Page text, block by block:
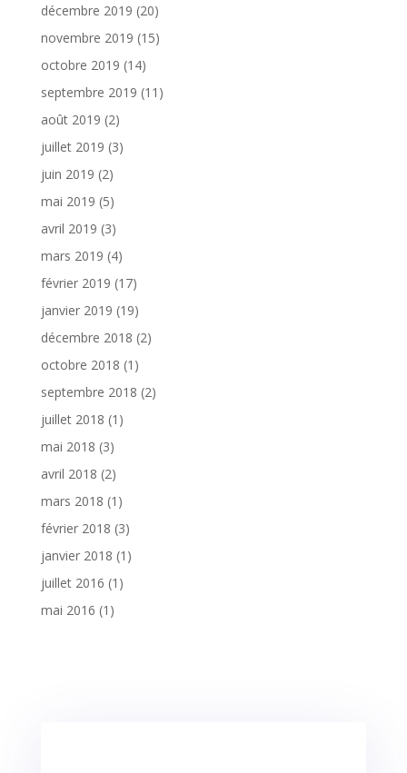
décembre 2019 (20)
novembre 2019 (15)
octobre 2019 (14)
septembre 2019 (11)
août 2019 (2)
juillet 2019 (3)
juin 2019 (2)
mai 2019 (5)
avril 2019 (3)
mars 2019 (4)
février 2019 (17)
janvier 2019 (19)
décembre 2018 (2)
octobre 2018 (1)
septembre 2018 (2)
juillet 2018 (1)
mai 2018 (3)
avril 2018 (2)
mars 2018 (1)
février 2018 (3)
janvier 2018 (1)
juillet 2016 (1)
mai 2016 (1)